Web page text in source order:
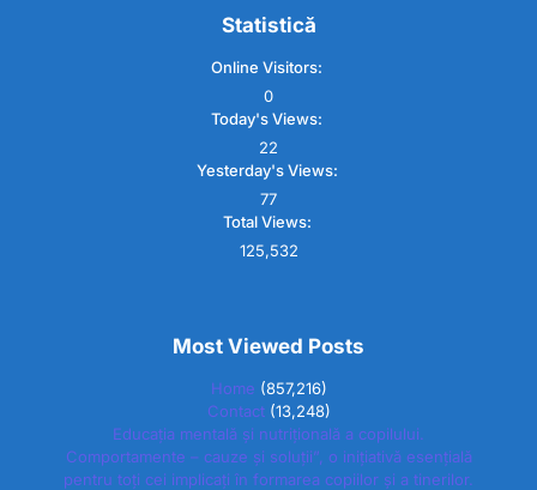
Statistică
Online Visitors:
0
Today's Views:
22
Yesterday's Views:
77
Total Views:
125,532
Most Viewed Posts
Home (857,216)
Contact (13,248)
Educația mentală și nutrițională a copilului.
Comportamente – cauze și soluții”, o inițiativă esențială
pentru toți cei implicați în formarea copiilor și a tinerilor.